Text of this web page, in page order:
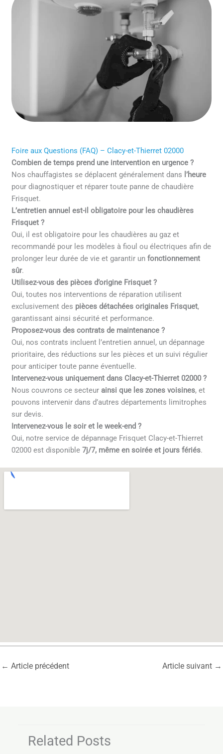
Foire aux Questions (FAQ) – Clacy-et-Thierret 02000
Combien de temps prend une intervention en urgence ?
Nos chauffagistes se déplacent généralement dans l’heure
pour diagnostiquer et réparer toute panne de chaudière
Frisquet.
L’entretien annuel est-il obligatoire pour les chaudières
Frisquet ?
Oui, il est obligatoire pour les chaudières au gaz et
recommandé pour les modèles à fioul ou électriques afin de
prolonger leur durée de vie et garantir unfonctionnement
sûr.
Utilisez-vous des pièces d’origine Frisquet ?
Oui, toutes nos interventions de réparation utilisent
exclusivement des pièces détachées originales Frisquet,
garantissant ainsi sécurité et performance.
Proposez-vous des contrats de maintenance ?
Oui, nos contrats incluent l’entretien annuel, un dépannage
prioritaire, des réductions sur les pièces et un suivi régulier
pour anticiper toute panne éventuelle.
Intervenez-vous uniquement dans Clacy-et-Thierret 02000 ?
Nous couvrons ce secteur ainsi que les zones voisines, et
pouvons intervenir dans d’autres départements limitrophes
sur devis.
Intervenez-vous le soir et le week-end ?
Oui, notre service de dépannage Frisquet Clacy-et-Thierret
02000 est disponible7j/7, même en soirée et jours fériés.
← Article précédent Article suivant →
Related Posts